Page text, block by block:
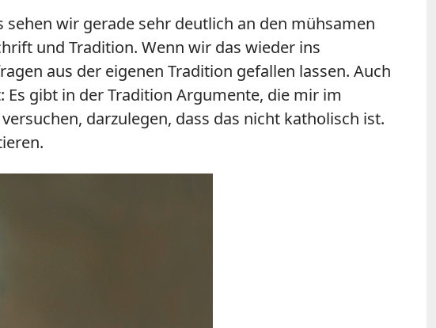
wir gerade sehr deutlich an den mühsamen
und Tradition. Wenn wir das wieder ins
aus der eigenen Tradition gefallen lassen. Auch
gibt in der Tradition Argumente, die mir im
darzulegen, dass das nicht katholisch ist.